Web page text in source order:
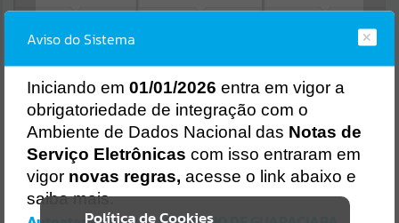
ISS/ALVARÁ
Resultados para""
PortaisPolítica de Cookies
Aviso do Sistema
Iniciando em 01/01/2026 entra em vigor a
obrigatoriedade de integração com o
Ambiente de Dados Nacional das Notas de
Serviço Eletrônicas com isso entraram em
vigor novas regras, acesse o link abaixo e
saiba mais.
Erro
Gerenciamento do Sistema
CÓDIGO DA MENSAGEM:
Ocorreu um erro de script:
Uncaught SyntaxError: Unexpected token '('
https://guaraciaba.atende.net/cidadao/pagina/static/bundle/wpo_in
dex_2_base_l2_portal_editores_sync_d9fb77cfd5741fafc9972edc7a6
41fea.js?v=83d4f602:47
Verificar Mais Detalhes